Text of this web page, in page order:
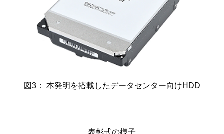
図3： 本発明を搭載したデータセンター向けHDD
表彰式の様子